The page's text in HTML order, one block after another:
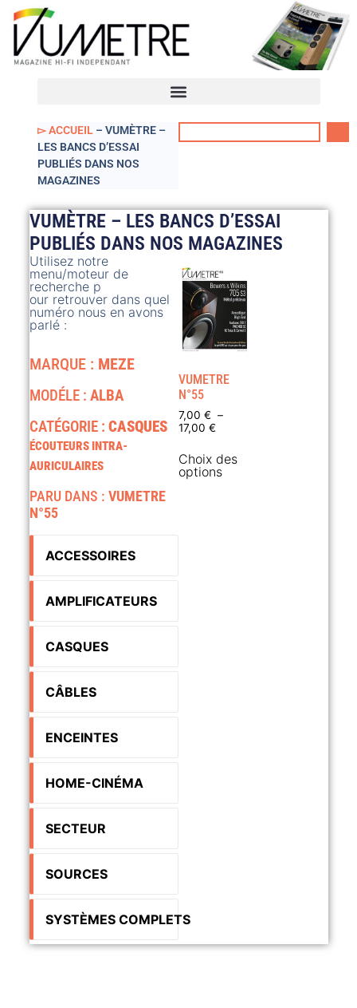
▻ ACCUEIL – VUMÈTRE –
LES BANCS D’ESSAI
PUBLIÉS DANS NOS
MAGAZINES
VUMÈTRE – LES BANCS D’ESSAI
PUBLIÉS DANS NOS MAGAZINES
Utilisez notre
menu/moteur de
recherche p
our retrouver dans quel
numéro nous en avons
parlé :
MARQUE : MEZE
MODÉLE : ALBA
CATÉGORIE : CASQUES
ÉCOUTEURS INTRA-
AURICULAIRES
PARU DANS : VUMETRE
N°55
ACCESSOIRES
AMPLIFICATEURS
CASQUES
CÂBLES
ENCEINTES
HOME-CINÉMA
SECTEUR
SOURCES
SYSTÈMES COMPLETS
VUMETRE
N°55
7,00 € –
17,00 €
Choix des
options